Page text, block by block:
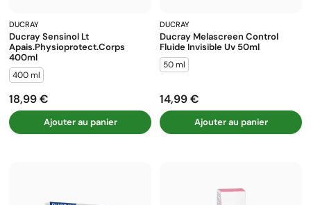
DUCRAY
Ducray Sensinol Lt
Apais.physioprotect.corps
400ml
400 ml
Prix
18,99 €
Ajouter au panier
DUCRAY
Ducray Melascreen Control
Fluide Invisible Uv 50ml
50 ml
Prix
14,99 €
Ajouter au panier